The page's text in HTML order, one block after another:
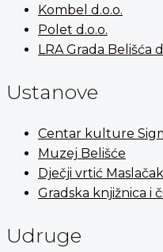
Kombel d.o.o.
Polet d.o.o.
LRA Grada Belišća
Ustanove
Centar kulture
Muzej Belišće
Dječji vrtić Maslačak
Gradska knjižnica i
Udruge